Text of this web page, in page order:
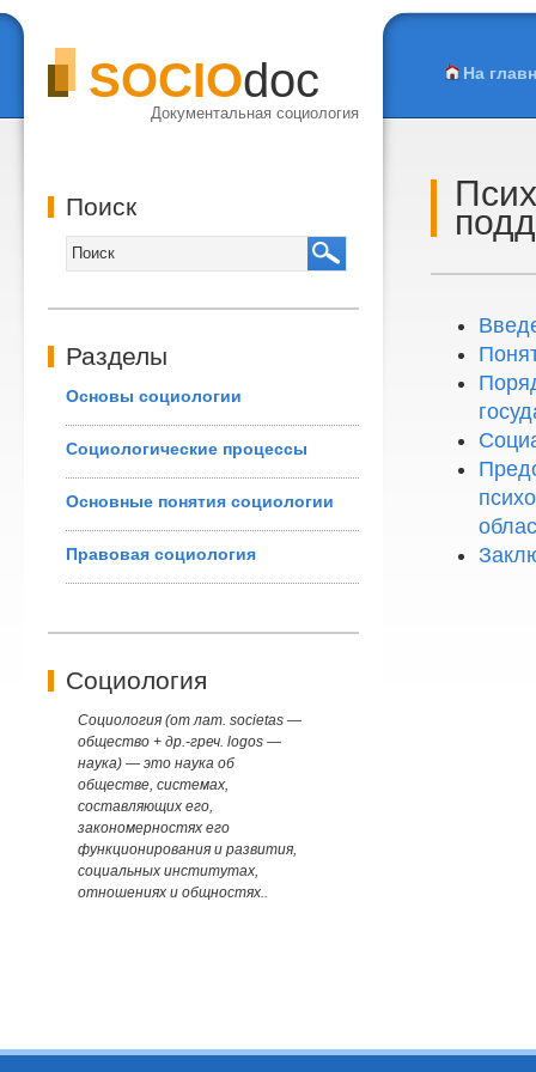
SOCIOdoc
Документальная социология
Поиск
Разделы
Основы социологии
Социологические процессы
Основные понятия социологии
Правовая социология
Социология
Социология (от лат. societas —
общество + др.-греч. logos —
наука) — это наука об
обществе, системах,
составляющих его,
закономерностях его
функционирования и развития,
социальных институтах,
отношениях и общностях..
На